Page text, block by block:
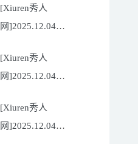
[71P/960.78MB]
[Xiuren秀人
网]2025.12.04
[86P/762.32MB]
[Xiuren秀人
网]2025.12.04
Well11[67P/745.99MB]
[Xiuren秀人
网]2025.12.04